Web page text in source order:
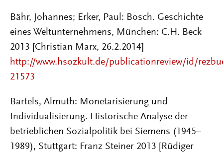
Bähr, Johannes; Erker, Paul: Bosch. Geschichte
eines Weltunternehmens, München: C.H. Beck
2013 [Christian Marx, 26.2.2014]
http://www.hsozkult.de/publicationreview/id/
21573
Bartels, Almuth: Monetarisierung und
Individualisierung. Historische Analyse der
betrieblichen Sozialpolitik bei Siemens (1945–
1989), Stuttgart: Franz Steiner 2013 [Rüdiger